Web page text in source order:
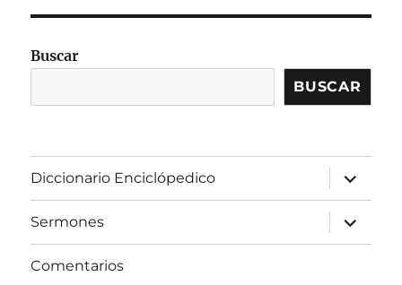
Buscar
BUSCAR
Diccionario Enciclópedico
expandir
el
menú
inferior
Sermones
expandir
el
menú
Comentarios